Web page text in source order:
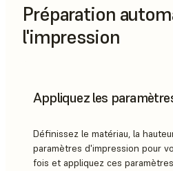
Préparation
l'impression
Appliquez les
Définissez le matériau, la
paramètres d'impression pour
fois et appliquez ces